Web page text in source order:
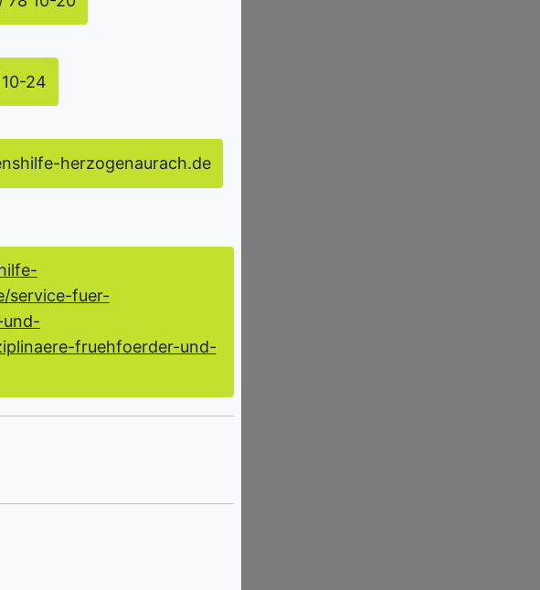
24
herzogenaurach.de
service-fuer-
und-
fruehfoerder-und-